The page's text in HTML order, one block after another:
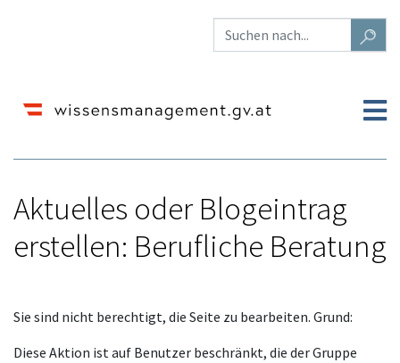
Aktuelles oder Blogeintrag
erstellen: Berufliche Beratung
Wechseln zu:Navigation, Suche
Sie sind nicht berechtigt, die Seite zu bearbeiten. Grund:
Diese Aktion ist auf Benutzer beschränkt, die der Gruppe